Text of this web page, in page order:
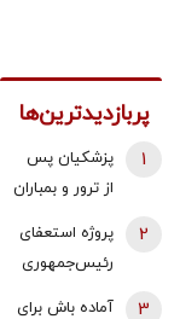
پربازدیدترین‌ها
پزشکیان پس
از ترور و بمباران
بلافاصله به
رفت/ واکنش
1
پروژه استعفای
رئیس‌جمهوری
2
آماده باش برای 3